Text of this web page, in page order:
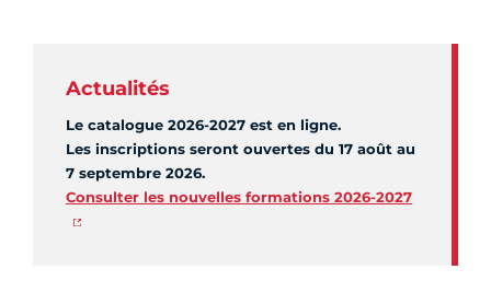
Actualités
Le catalogue 2026-2027 est en ligne.
Les inscriptions seront ouvertes du 17 août au
7 septembre 2026.
Consulter les nouvelles formations 2026-2027